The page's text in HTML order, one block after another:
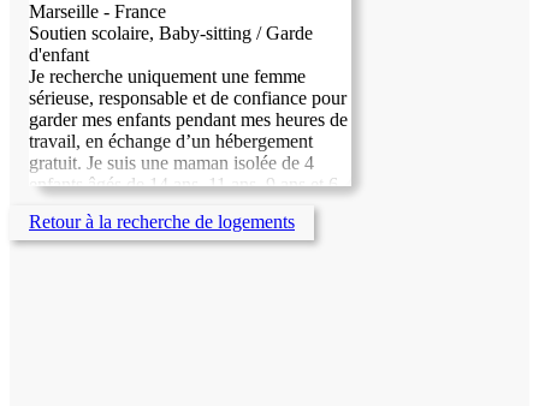
Marseille - France
Soutien scolaire, Baby-sitting / Garde
d'enfant
Je recherche uniquement une femme
sérieuse, responsable et de confiance pour
garder mes enfants pendant mes heures de
travail, en échange d’un hébergement
gratuit. Je suis une maman isolée de 4
enfants âgés de 14 ans, 11 ans, 9 ans et 6
ans. Les services demandées : Aider les
enfants aux devoirs et aux apprentissages
scolaires, Prendre soin des enfants et de la
Retour à la recherche de logements